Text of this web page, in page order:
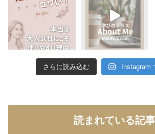
さらに読み込む Instagram
読まれている記事